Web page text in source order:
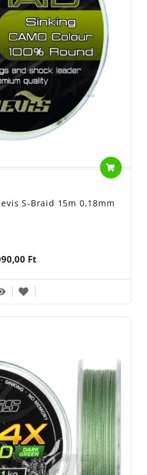
S-Braid 15m 0,18mm
Ft